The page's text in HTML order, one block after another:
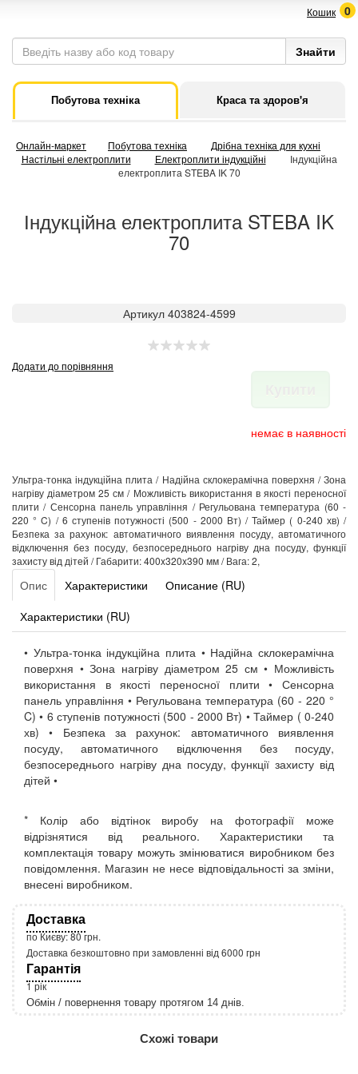
Кошик 0
Побутова техніка Краса та здоров'я
Онлайн-маркет Побутова техніка
Дрібна техніка для кухні
Настільні електроплити
Електроплити індукційні
Індукційна
електроплита STEBA IK 70
Індукційна електроплита STEBA IK
70
Артикул 403824-4599
Додати до порівняння
немає в наявності
Ультра-тонка індукційна плита / Надійна склокерамічна поверхня / Зона
нагріву діаметром 25 см / Можливість використання в якості переносної
плити / Сенсорна панель управління / Регульована температура (60 -
220 ° C) / 6 ступенів потужності (500 - 2000 Вт) / Таймер ( 0-240 хв) /
Безпека за рахунок: автоматичного виявлення посуду, автоматичного
відключення без посуду, безпосереднього нагріву дна посуду, функції
захисту від дітей / Габарити: 400x320x390 мм / Вага: 2,
Опис Характеристики
Описание (RU)
Характеристики (RU)
• Ультра-тонка індукційна плита • Надійна склокерамічна
поверхня • Зона нагріву діаметром 25 см • Можливість
використання в якості переносної плити • Сенсорна
панель управління • Регульована температура (60 - 220 °
C) • 6 ступенів потужності (500 - 2000 Вт) • Таймер ( 0-240
хв) • Безпека за рахунок: автоматичного виявлення
посуду, автоматичного відключення без посуду,
безпосереднього нагріву дна посуду, функції захисту від
дітей •
* Колір або відтінок виробу на фотографії може
відрізнятися від реального. Характеристики та
комплектація товару можуть змінюватися виробником без
повідомлення. Магазин не несе відповідальності за зміни,
внесені виробником.
Доставка
по Києву: 80 грн.
Доставка безкоштовно при замовленні від 6000 грн
Гарантія
1 рік
Обмін / повернення товару протягом 14 днів.
Схожі товари